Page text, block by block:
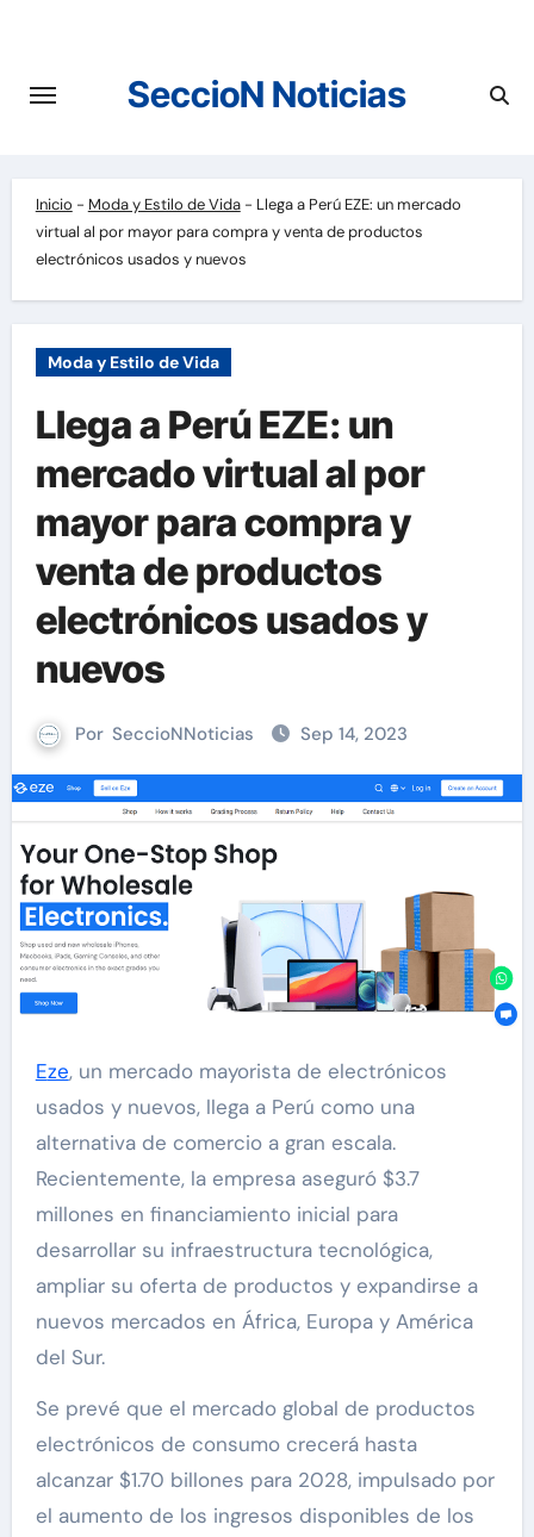
contenido
SeccioN Noticias
Inicio - Moda y Estilo de Vida- Llega a Perú EZE: un mercado
virtual al por mayor para compra y venta de productos
electrónicos usados y nuevos
Moda y Estilo de Vida
Llega a Perú EZE: un
mercado virtual al por
mayor para compra y
venta de productos
electrónicos usados y
nuevos
Por SeccioNNoticias Sep 14, 2023
Eze, un mercado mayorista de electrónicos
usados y nuevos, llega a Perú como una
alternativa de comercio a gran escala.
Recientemente, la empresa aseguró $3.7
millones en financiamiento inicial para
desarrollar su infraestructura tecnológica,
ampliar su oferta de productos y expandirse a
nuevos mercados en África, Europa y América
del Sur.
Se prevé que el mercado global de productos
electrónicos de consumo crecerá hasta
alcanzar $1.70 billones para 2028, impulsado por
el aumento de los ingresos disponibles de los